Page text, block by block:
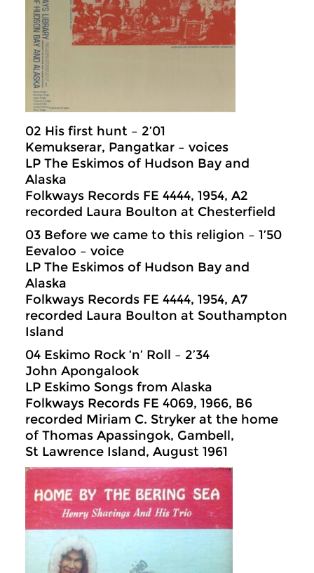
02 His first hunt – 2’01
Kemukserar, Pangatkar – voices
LP The Eskimos of Hudson Bay and
Alaska
Folkways Records FE 4444, 1954, A2
recorded Laura Boulton at Chesterfield
03 Before we came to this religion – 1’50
Eevaloo – voice
LP The Eskimos of Hudson Bay and
Alaska
Folkways Records FE 4444, 1954, A7
recorded Laura Boulton at Southampton
Island
04 Eskimo Rock ‘n’ Roll – 2’34
John Apongalook
LP Eskimo Songs from Alaska
Folkways Records FE 4069, 1966, B6
recorded Miriam C. Stryker at the home
of Thomas Apassingok, Gambell,
St Lawrence Island, August 1961